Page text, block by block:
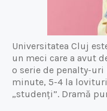
Universitatea Cluj
un meci care a avut
o serie de penalty-uri
minute, 5-4 la
„studenți”. Dramă